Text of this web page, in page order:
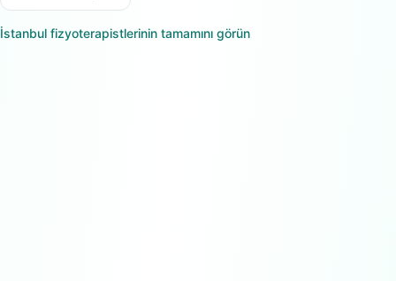
İstanbul fizyoterapistlerinin tamamını görün